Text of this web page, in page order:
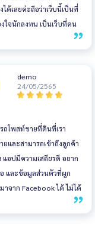
ได้เลยค่ะถือว่าเว็บนี้เป็นที่
ใจนักลงทุน เป็นเว็บที่คน
กที่สุดเลยค่ะ ส่วนแอป ช่วย
demo
24/05/2565
ถโพสท์ขายที่ดินที่เรา
ยและสามารถเข้าถึงลูกค้า
แอปมีความเสถียรดี อยาก
และข้อมูลส่วนตัวที่ผูก
าจาก Facebook ได้ ไม่ได้